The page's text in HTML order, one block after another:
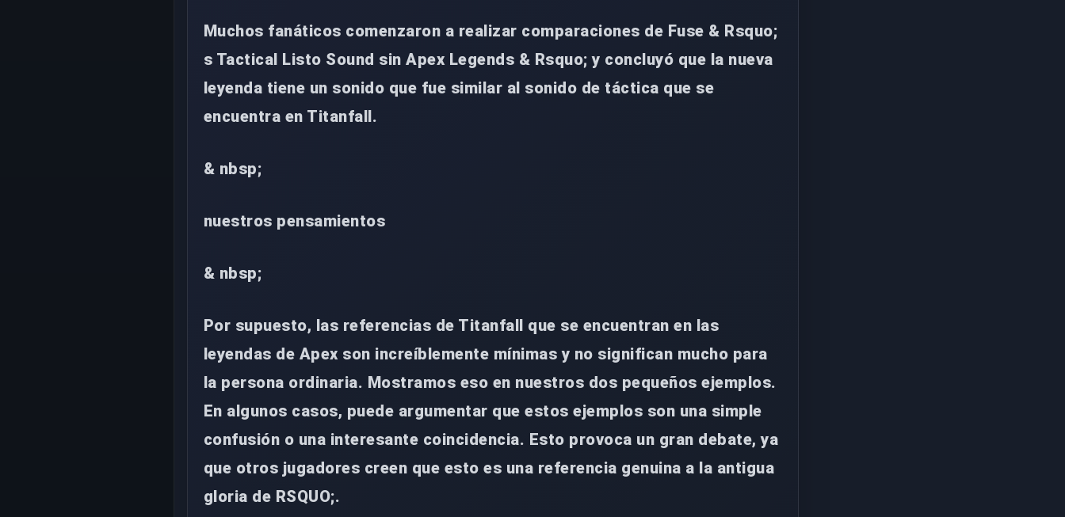
Muchos fanáticos comenzaron a realizar comparaciones de Fuse & Rsquo;
s Tactical Listo Sound sin Apex Legends & Rsquo; y concluyó que la nueva
leyenda tiene un sonido que fue similar al sonido de táctica que se
encuentra en Titanfall.
& nbsp;
nuestros pensamientos
& nbsp;
Por supuesto, las referencias de Titanfall que se encuentran en las
leyendas de Apex son increíblemente mínimas y no significan mucho para
la persona ordinaria. Mostramos eso en nuestros dos pequeños ejemplos.
En algunos casos, puede argumentar que estos ejemplos son una simple
confusión o una interesante coincidencia. Esto provoca un gran debate, ya
que otros jugadores creen que esto es una referencia genuina a la antigua
gloria de RSQUO;.